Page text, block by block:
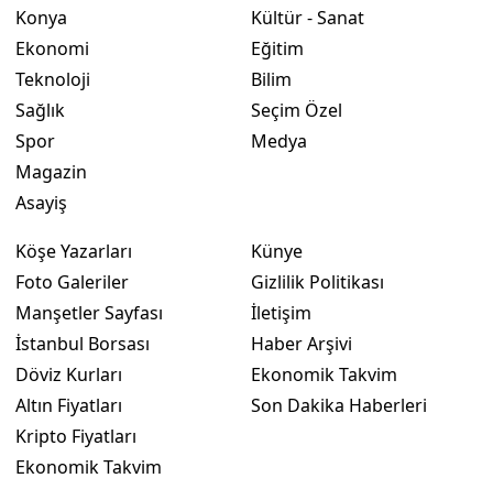
Konya
Ekonomi
Teknoloji
Sağlık
Spor
Magazin
Asayiş
Kültür - Sanat
Eğitim
Bilim
Seçim Özel
Medya
Köşe Yazarları
Foto Galeriler
Manşetler Sayfası
İstanbul Borsası
Döviz Kurları
Altın Fiyatları
Kripto Fiyatları
Ekonomik Takvim
Künye
Gizlilik Politikası
İletişim
Haber Arşivi
Ekonomik Takvim
Son Dakika Haberleri